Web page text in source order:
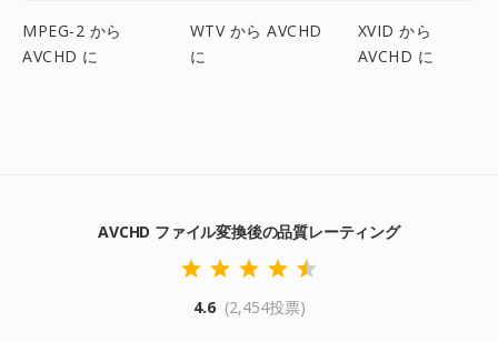
MPEG-2 から
AVCHD に
WTV から AVCHD
に
XVID から
AVCHD に
AVCHD ファイル変換後の品質レーティング
4.6 (2,454投票)